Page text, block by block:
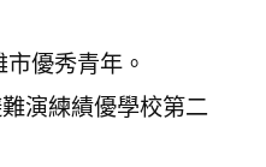
優秀青年。
演練績優學校第二